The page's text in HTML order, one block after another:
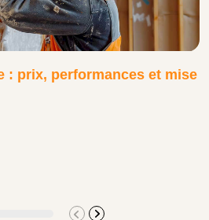
: prix, performances et mise